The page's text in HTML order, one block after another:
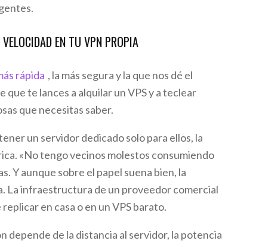
EN TU VPN PROPIA
rápida , la más segura y la que nos dé el
te lances a alquilar un VPS y a teclear
que necesitas saber.
un servidor dedicado solo para ellos, la
«No tengo vecinos molestos consumiendo
Y aunque sobre el papel suena bien, la
La infraestructura de un proveedor comercial
en casa o en un VPS barato.
depende de la distancia al servidor, la potencia